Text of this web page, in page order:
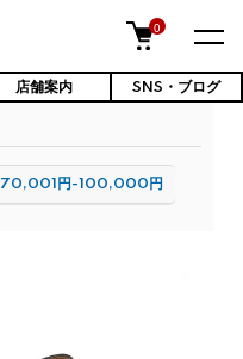
0
店舗案内 SNS・ブログ
70,001円-100,000円